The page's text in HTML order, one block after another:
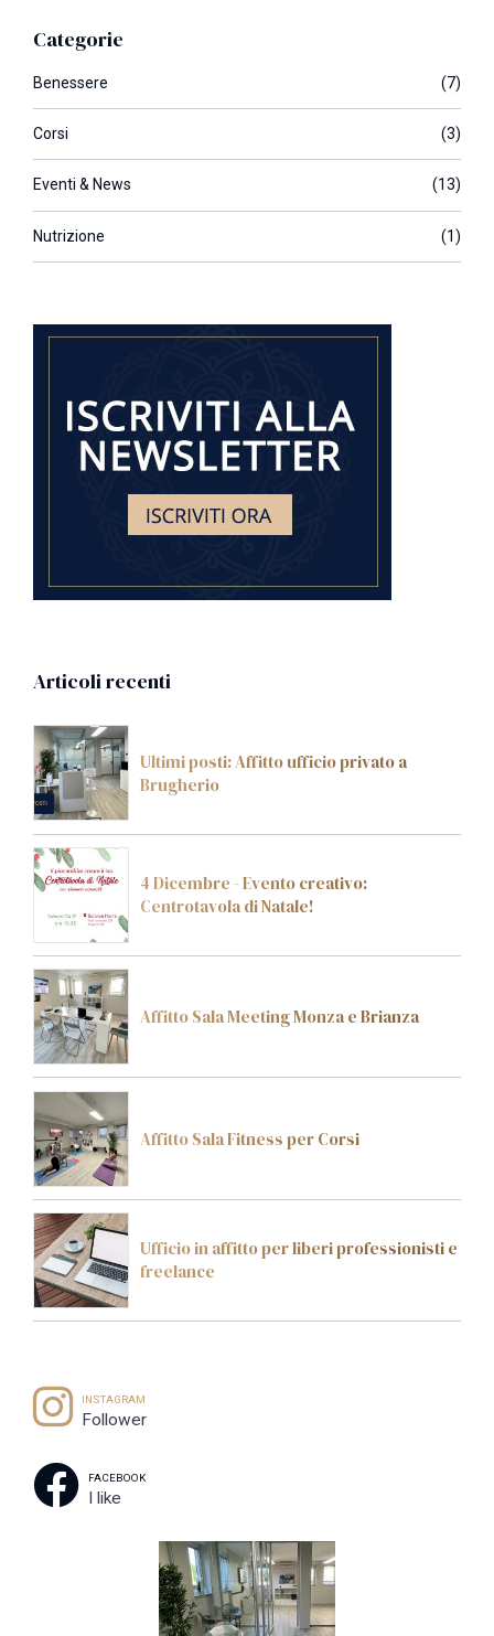
Categorie
Benessere (7)
Corsi (3)
Eventi & News (13)
Nutrizione (1)
Articoli recenti
Ultimi posti: Affitto ufficio privato a
Brugherio
4 Dicembre - Evento creativo:
Centrotavola di Natale!
Affitto Sala Meeting Monza e Brianza
Affitto Sala Fitness per Corsi
Ufficio in affitto per liberi professionisti e
freelance
INSTAGRAM
Follower
FACEBOOK
I like